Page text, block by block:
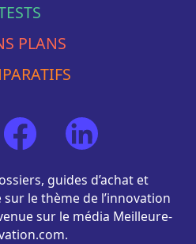
PLANS
guides d’achat et
le thème de l’innovation
sur le média Meilleure-